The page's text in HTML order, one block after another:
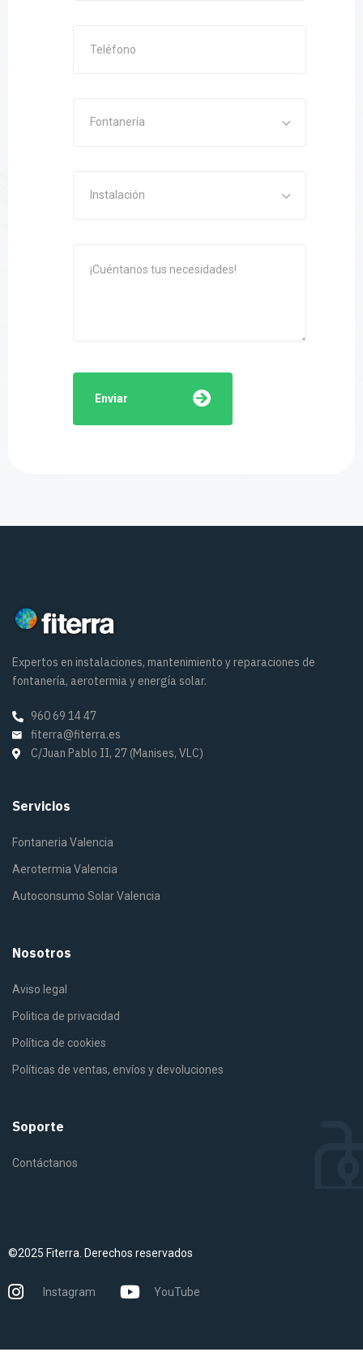
Fontanería
Instalación
Enviar
Expertos en instalaciones, mantenimiento y reparaciones de
fontanería, aerotermia y energía solar.
960 69 14 47
fiterra@fiterra.es
C/Juan Pablo II, 27 (Manises, VLC)
Servicios
Fontaneria Valencia
Aerotermia Valencia
Autoconsumo Solar Valencia
Nosotros
Aviso legal
Politica de privacidad
Política de cookies
Políticas de ventas, envíos y devoluciones
Soporte
Contáctanos
©2025 Fiterra. Derechos reservados
Instagram YouTube